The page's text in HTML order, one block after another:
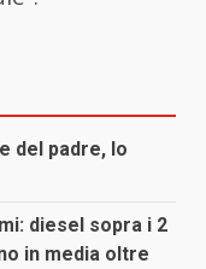
del padre, lo
diesel sopra i 2
in media oltre